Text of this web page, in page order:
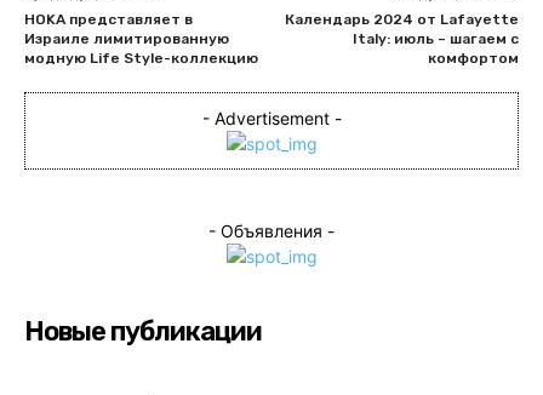
HOKA представляет в
Израиле лимитированную
модную Life Style-коллекцию
Календарь 2024 от Lafayette
Italy: июль – шагаем с
комфортом
- Advertisement -
- Объявления -
Новые публикации